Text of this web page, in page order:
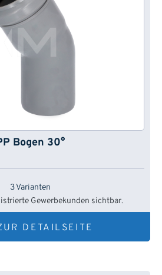
Bogen 30°
3 Varianten
Gewerbekunden sichtbar.
DETAILSEITE